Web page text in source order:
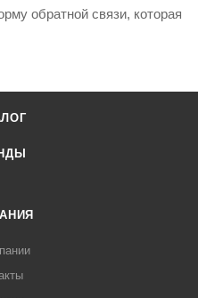
обратной связи, которая